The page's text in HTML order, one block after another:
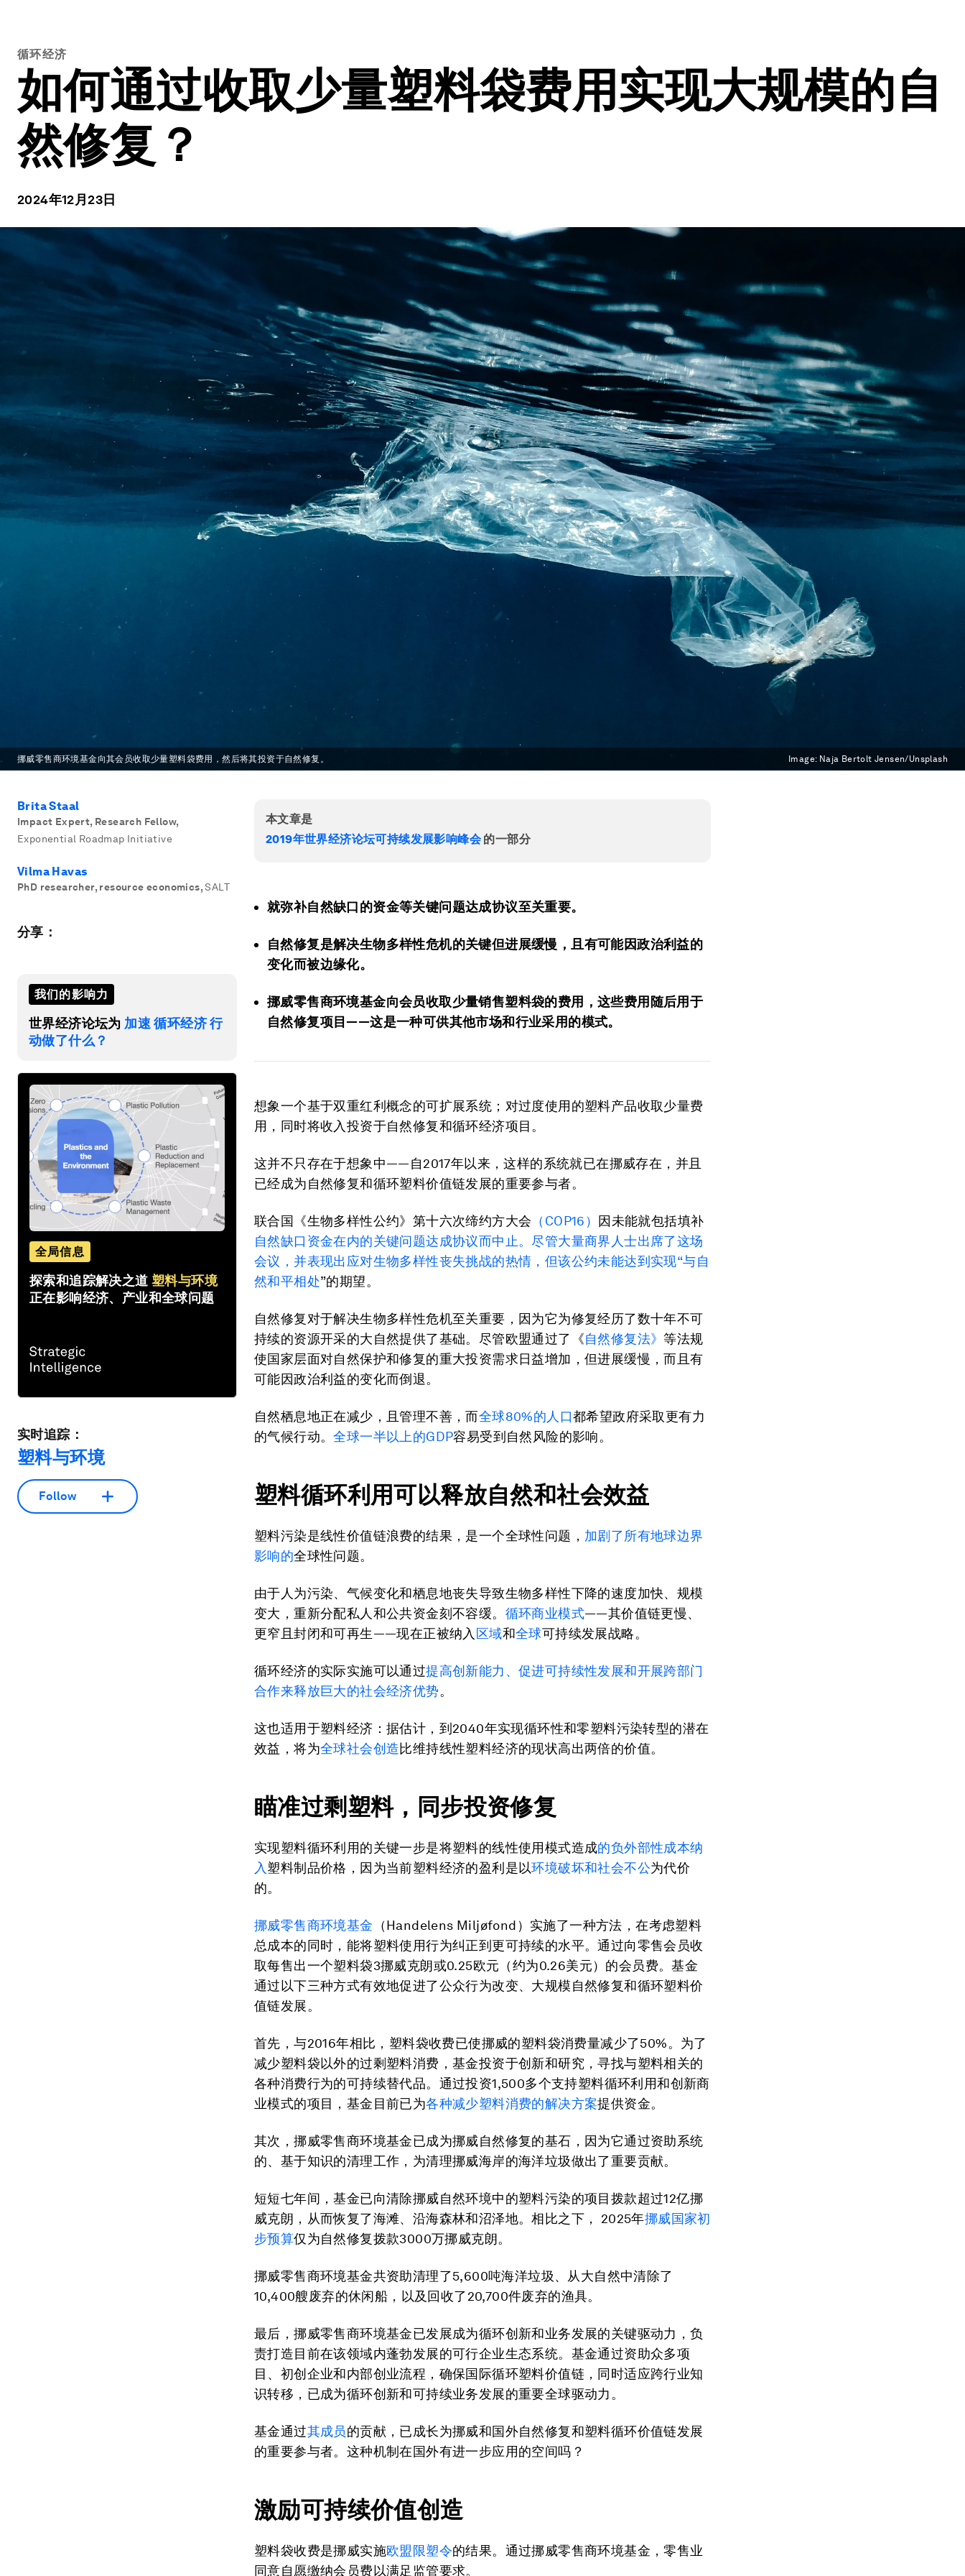
循环经济
如何通过收取少量塑料袋费用实现大规模的自
然修复？
2024年12月23日
挪威零售商环境基金向其会员收取少量塑料袋费用，然后将其投资于自然修复。 Image: Naja Bertolt Jensen/Unsplash
Brita Staal
Impact Expert, Research Fellow,
Exponential Roadmap Initiative
Vilma Havas
PhD researcher, resource economics, SALT
分享：
我们的影响力
世界经济论坛为 加速 循环经济 行
动做了什么？
全局信息
探索和追踪解决之道 塑料与环境
正在影响经济、产业和全球问题
实时追踪：
塑料与环境
Follow
本文章是
2019年世界经济论坛可持续发展影响峰会的一部分
就弥补自然缺口的资金等关键问题达成协议至关重要。
自然修复是解决生物多样性危机的关键但进展缓慢，且有可能因政治利益的
变化而被边缘化。
挪威零售商环境基金向会员收取少量销售塑料袋的费用，这些费用随后用于
自然修复项目——这是一种可供其他市场和行业采用的模式。
想象一个基于双重红利概念的可扩展系统；对过度使用的塑料产品收取少量费
用，同时将收入投资于自然修复和循环经济项目。
这并不只存在于想象中——自2017年以来，这样的系统就已在挪威存在，并且
已经成为自然修复和循环塑料价值链发展的重要参与者。
联合国《生物多样性公约》第十六次缔约方大会 （COP16）
因未能就包括填补
自然缺口资金在内的关键问题达成协议而中止。尽管大量商界人士出席了这场
会议，并表现出应对生物多样性丧失挑战的热情，但该公约未能达到实现“与自
然和平相处”的期望。
自然修复对于解决生物多样性危机至关重要，因为它为修复经历了数十年不可
持续的资源开采的大自然提供了基础。尽管欧盟通过了《自然修复法》等法规
使国家层面对自然保护和修复的重大投资需求日益增加，但进展缓慢，而且有
可能因政治利益的变化而倒退。
自然栖息地正在减少，且管理不善，而全球80%的人口都希望政府采取更有力
的气候行动。全球一半以上的GDP容易受到自然风险的影响。
塑料循环利用可以释放自然和社会效益
塑料污染是线性价值链浪费的结果，是一个全球性问题， 加剧了所有地球边界
影响的全球性问题。
由于人为污染、气候变化和栖息地丧失导致生物多样性下降的速度加快、规模
变大，重新分配私人和公共资金刻不容缓。 循环商业模式——其价值链更慢、
更窄且封闭和可再生——现在正被纳入 区域和全球可持续发展战略。
循环经济的实际实施可以通过提高创新能力、促进可持续性发展和开展跨部门
合作来释放巨大的社会经济优势。
这也适用于塑料经济：据估计，到2040年实现循环性和零塑料污染转型的潜在
效益，将为全球社会创造比维持线性塑料经济的现状高出两倍的价值。
瞄准过剩塑料，同步投资修复
实现塑料循环利用的关键一步是将塑料的线性使用模式造成的负外部性成本纳
入 塑料制品价格，因为当前塑料经济的盈利是以环境破坏和社会不公为代价
的。
挪威零售商环境基金 （Handelens Miljøfond）实施了一种方法，在考虑塑料
总成本的同时，能将塑料使用行为纠正到更可持续的水平。通过向零售会员收
取每售出一个塑料袋3挪威克朗或0.25欧元（约为0.26美元）的会员费。基金
通过以下三种方式有效地促进了公众行为改变、大规模自然修复和循环塑料价
值链发展。
首先，与2016年相比，塑料袋收费已使挪威的塑料袋消费量减少了50%。为了
减少塑料袋以外的过剩塑料消费，基金投资于创新和研究，寻找与塑料相关的
各种消费行为的可持续替代品。通过投资1,500多个支持塑料循环利用和创新商
业模式的项目，基金目前已为各种减少塑料消费的解决方案提供资金。
其次，挪威零售商环境基金已成为挪威自然修复的基石，因为它通过资助系统
的、基于知识的清理工作，为清理挪威海岸的海洋垃圾做出了重要贡献。
短短七年间，基金已向清除挪威自然环境中的塑料污染的项目拨款超过12亿挪
威克朗，从而恢复了海滩、沿海森林和沼泽地。相比之下， 2025年挪威国家初
步预算仅为自然修复拨款3000万挪威克朗。
挪威零售商环境基金共资助清理了5,600吨海洋垃圾、从大自然中清除了
10,400艘废弃的休闲船，以及回收了20,700件废弃的渔具。
最后，挪威零售商环境基金已发展成为循环创新和业务发展的关键驱动力，负
责打造目前在该领域内蓬勃发展的可行企业生态系统。基金通过资助众多项
目、初创企业和内部创业流程，确保国际循环塑料价值链，同时适应跨行业知
识转移，已成为循环创新和可持续业务发展的重要全球驱动力。
基金通过其成员的贡献，已成长为挪威和国外自然修复和塑料循环价值链发展
的重要参与者。这种机制在国外有进一步应用的空间吗？
激励可持续价值创造
塑料袋收费是挪威实施欧盟限塑令的结果。通过挪威零售商环境基金，零售业
同意自愿缴纳会员费以满足监管要求。